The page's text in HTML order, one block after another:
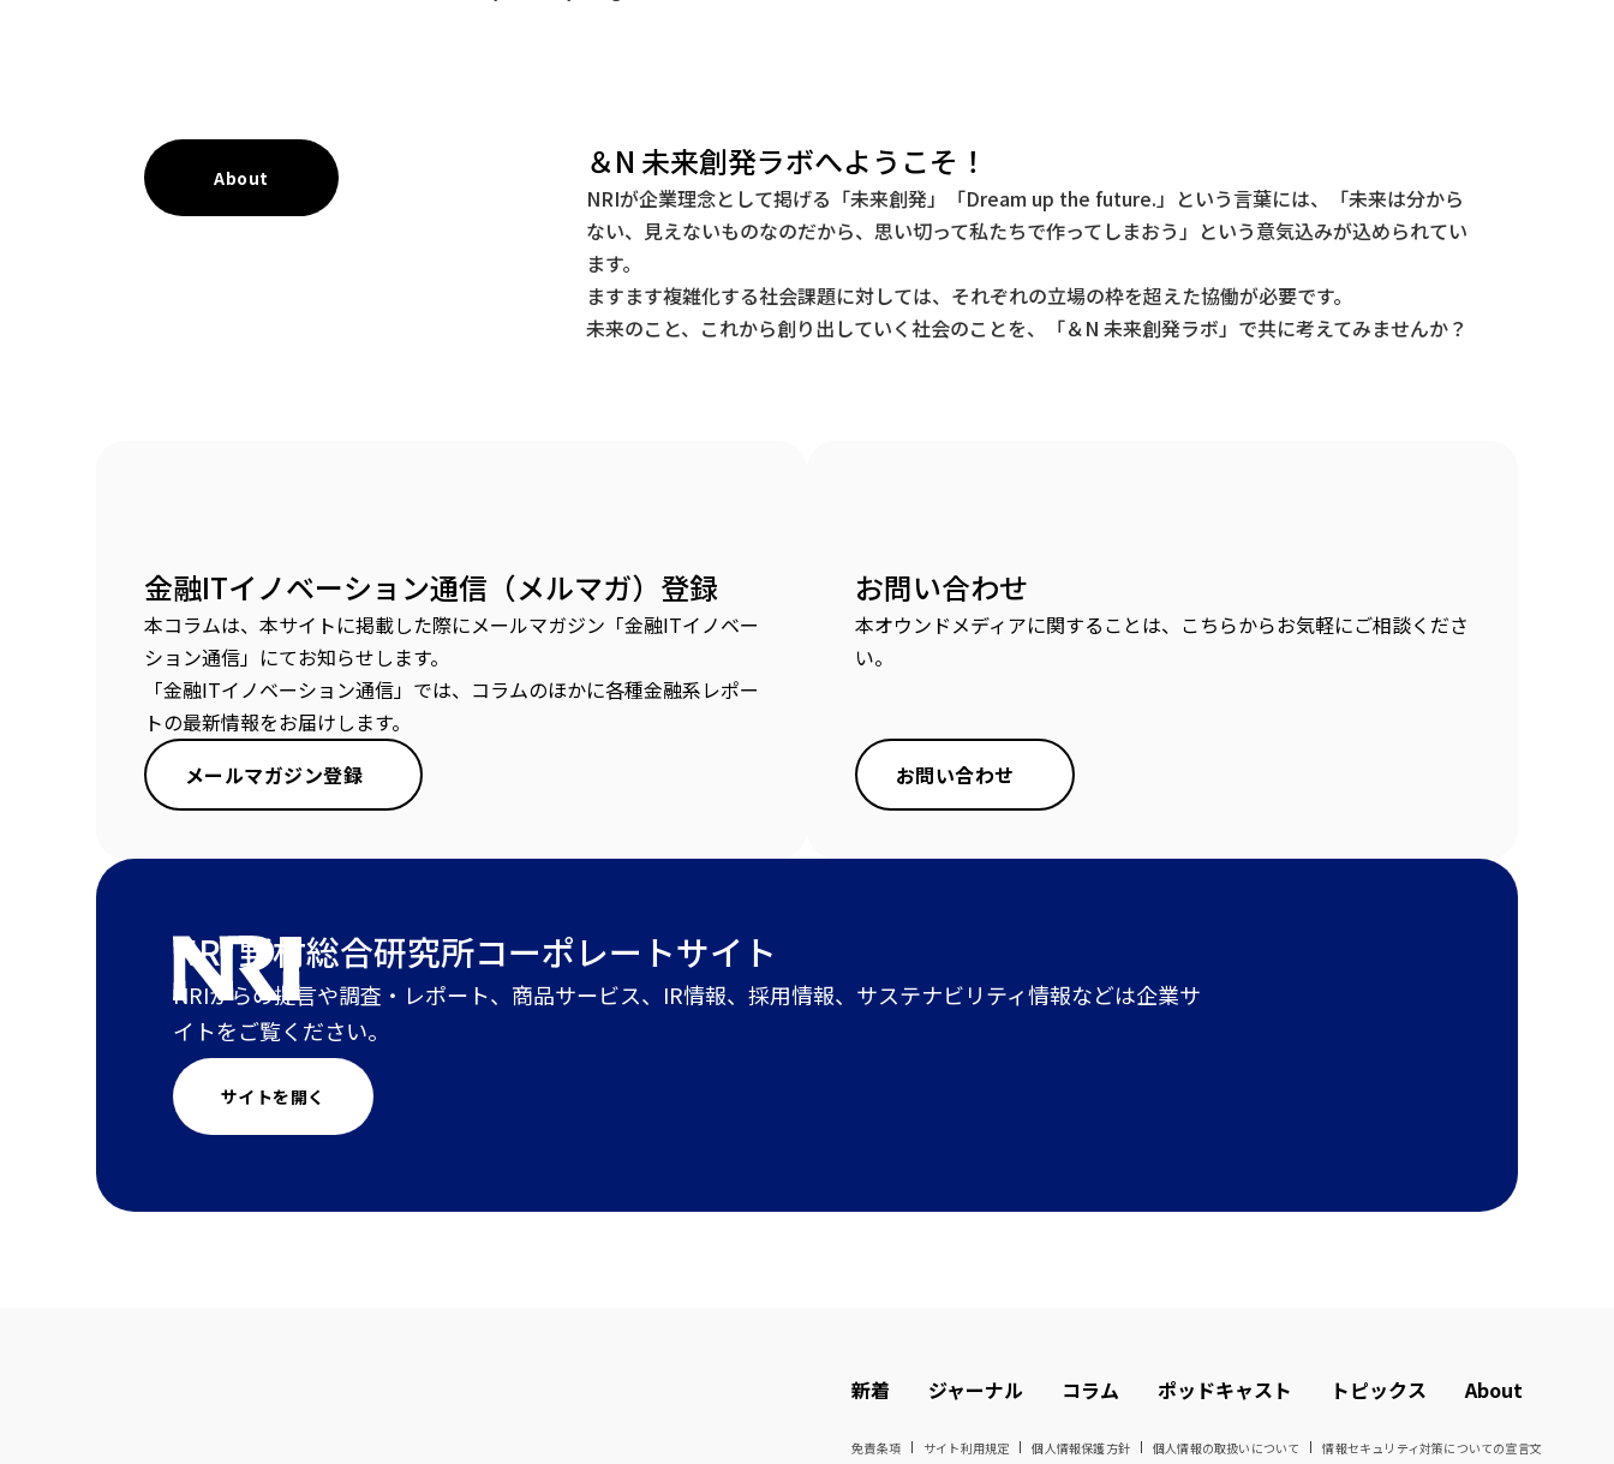
About ＆N 未来創発ラボへようこそ！
NRIが企業理念として掲げる「未来創発」「Dream up the future.」という言葉には、「未来は分から
ない、見えないものなのだから、思い切って私たちで作ってしまおう」という意気込みが込められてい
ます。
ますます複雑化する社会課題に対しては、それぞれの立場の枠を超えた協働が必要です。
未来のこと、これから創り出していく社会のことを、「＆N 未来創発ラボ」で共に考えてみませんか？
金融ITイノベーション通信（メルマガ）登録
本コラムは、本サイトに掲載した際にメールマガジン「金融ITイノベー
ション通信」にてお知らせします。
「金融ITイノベーション通信」では、コラムのほかに各種金融系レポー
トの最新情報をお届けします。
メールマガジン登録
お問い合わせ
本オウンドメディアに関することは、こちらからお気軽にご相談くださ
い。
お問い合わせ
NRI 野村総合研究所コーポレートサイト
NRIからの提言や調査・レポート、商品サービス、IR情報、採用情報、サステナビリティ情報などは企業サ
イトをご覧ください。
サイトを開く
新着 ジャーナル コラム ポッドキャスト トピックス About
免責条項 サイト利用規定 個人情報保護方針 個人情報の取扱いについて 情報セキュリティ対策についての宣言文